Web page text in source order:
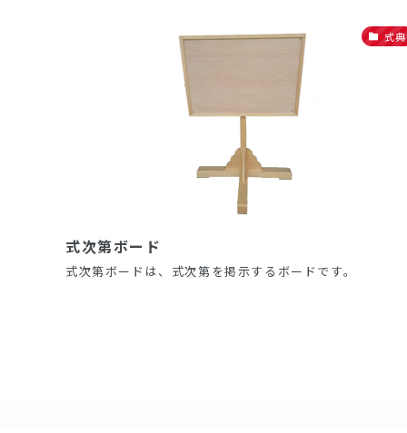
式典
式次第ボード
式次第ボードは、式次第を掲示するボードです。